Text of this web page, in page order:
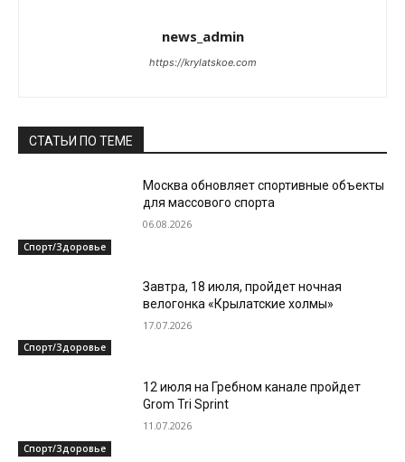
news_admin
https://krylatskoe.com
СТАТЬИ ПО ТЕМЕ
Спорт/Здоровье
Москва обновляет спортивные объекты
для массового спорта
06.08.2026
Спорт/Здоровье
Завтра, 18 июля, пройдет ночная
велогонка «Крылатские холмы»
17.07.2026
Спорт/Здоровье
12 июля на Гребном канале пройдет
Grom Tri Sprint
11.07.2026